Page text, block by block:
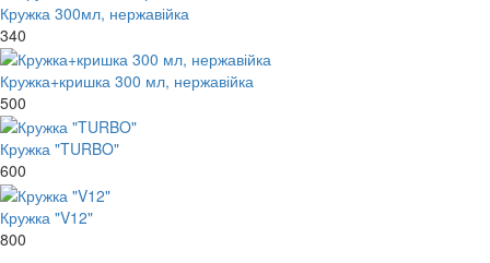
Кружка 300мл, нержавійка
340
Кружка+кришка 300 мл, нержавійка
500
Кружка "TURBO"
600
Кружка "V12"
800